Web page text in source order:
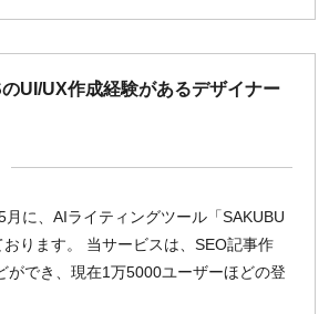
のUI/UX作成経験があるデザイナー
に、AIライティングツール「SAKUBU
ります。 当サービスは、SEO記事作
ができ、現在1万5000ユーザーほどの登